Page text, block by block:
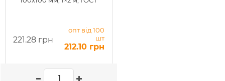
221.28 грн
опт від 100
шт
212.10 грн